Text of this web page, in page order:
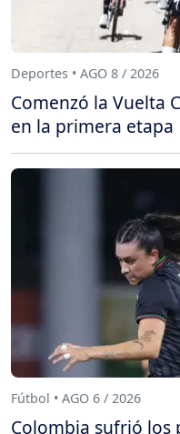
Deportes • AGO 8 / 2026
Comenzó la Vuelta
en la primera etapa
Fútbol • AGO 6 / 2026
Colombia sufrió los